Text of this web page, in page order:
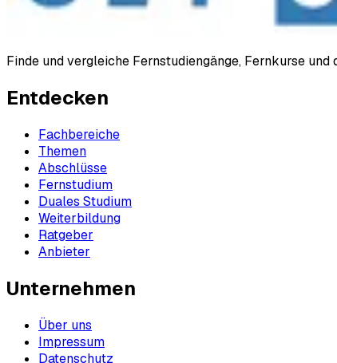
Finde und vergleiche Fernstudiengänge, Fernkurse
Entdecken
Fachbereiche
Themen
Abschlüsse
Fernstudium
Duales Studium
Weiterbildung
Ratgeber
Anbieter
Unternehmen
Über uns
Impressum
Datenschutz